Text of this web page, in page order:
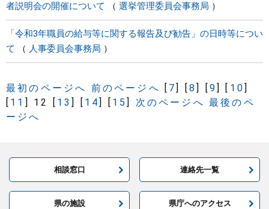
者説明会の開催について
選挙管理委員会事務局
「令和3年職員の給与等に関する報告及び勧告」の日時等につい
て
人事委員会事務局
最初のページへ 前のページへ [ 7] [8] [9] [ 10]
[ 11 ] 12 [ 13] [ 14] [ 15] 次のページへ 最後のペ
ージへ
相談窓口 連絡先一覧
県の施設 県庁へのアクセス